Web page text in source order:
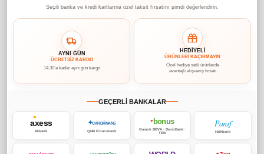
Seçili banka ve kredi kartlarına özel taksit fırsatını şimdi değerlendirin.
AYNI GÜN
ÜCRETSİZ KARGO
14.30’a kadar aynı gün kargo
HEDİYELİ
ÜRÜNLERİ KAÇIRMAYIN
Özel hediye setli ürünlerde
avantajlı alışveriş fırsatı
GEÇERLİ BANKALAR
axess
Akbank
✦CARDFİNANS
QNB Finansbank
♥bonus
Garanti BBVA · DenizBank ·
TEB
Paraf
Halkbank